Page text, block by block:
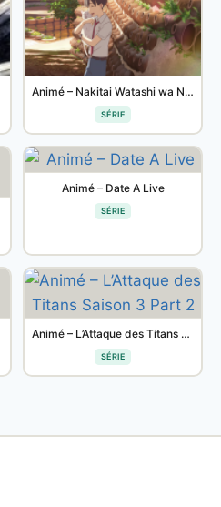
Animé – Nakitai Watashi wa Neko wo Kaburu
SÉRIE
Animé – Date A Live
SÉRIE
Animé – L’Attaque des Titans Saison 3 Part 2
SÉRIE